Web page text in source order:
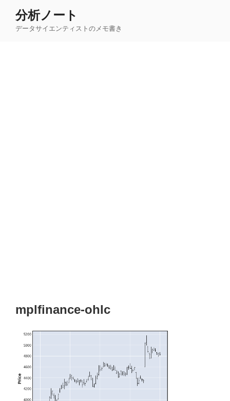
分析ノート
データサイエンティストのメモ書き
mplfinance-ohlc